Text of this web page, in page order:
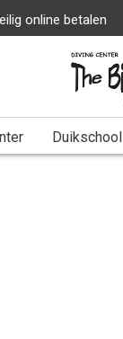
online betalen
Duikschool